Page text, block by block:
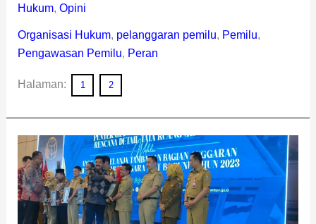
Hukum, Opini
Organisasi Hukum, pelanggaran pemilu, Pemilu,
Pengawasan Pemilu, Peran
Halaman: 1 2
Pemkab
Lebong
Terima
Bantuan
Teknis